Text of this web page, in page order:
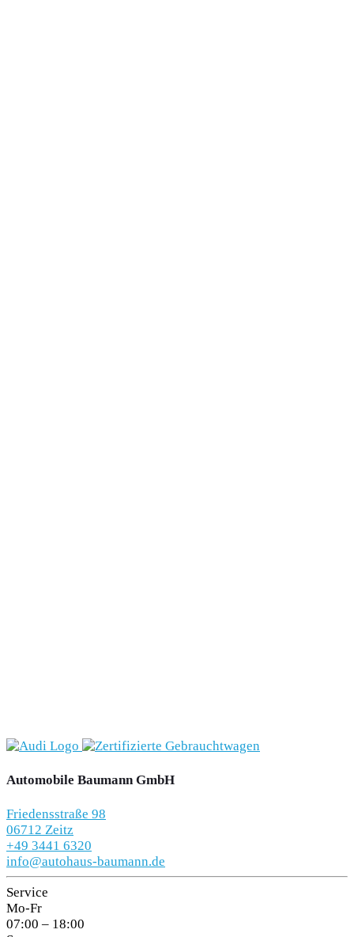
Automobile Baumann GmbH
Friedensstraße 98
06712 Zeitz
+49 3441 6320
info@autohaus-baumann.de
Service
Mo-Fr
07:00 – 18:00